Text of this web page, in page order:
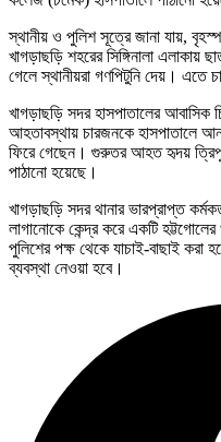
স্থানীয় ও পুলিশ সূত্রে জানা যায়,
খাগড়াছড়ি শহরের সিঙ্গিনালা এলাকায়
গেলে স্থানীয়রা গণপিটুনি দেয়।
খাগড়াছড়ি সদর হাসপাতালের আবাসিক
আহতাবস্থায় চারজনকে হাসপাতালে
ফিরে গেছেন। গুরুতর আহত হৃদয়
পাঠানো হয়েছে।
খাগড়াছড়ি সদর থানার ভারপ্রাপ্ত
লাগানোকে কেন্দ্র করে একটি
পুলিশের পক্ষ থেকে যাচাই-বাছাই করা
ব্যবস্থা নেওয়া হবে।